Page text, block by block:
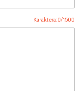
Karaktera:0/1500